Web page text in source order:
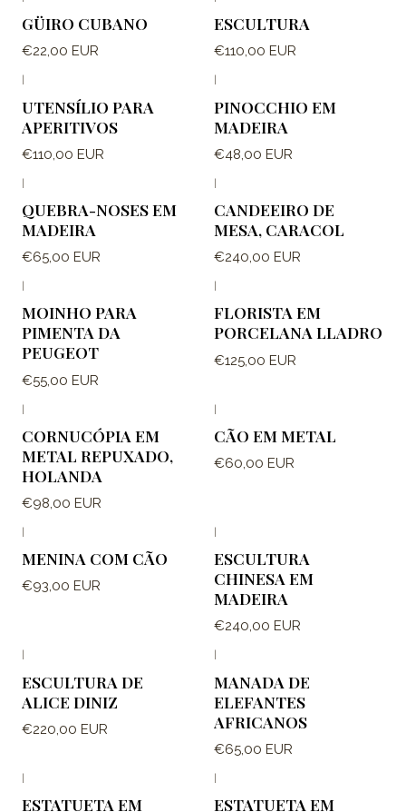
GÜIRO CUBANO
€22,00 EUR
ESCULTURA
€110,00 EUR
UTENSÍLIO PARA
APERITIVOS
€110,00 EUR
PINOCCHIO EM
MADEIRA
€48,00 EUR
|
QUEBRA-NOSES EM
MADEIRA
€65,00 EUR
|
CANDEEIRO DE
MESA, CARACOL
€240,00 EUR
MOINHO PARA
PIMENTA DA
PEUGEOT
€55,00 EUR
FLORISTA EM
PORCELANA LLADRO
€125,00 EUR
|
CORNUCÓPIA EM
METAL REPUXADO,
HOLANDA
€98,00 EUR
|
CÃO EM METAL
€60,00 EUR
MENINA COM CÃO
€93,00 EUR
ESCULTURA
CHINESA EM
MADEIRA
€240,00 EUR
ESCULTURA DE
ALICE DINIZ
€220,00 EUR
MANADA DE
ELEFANTES
AFRICANOS
€65,00 EUR
|
ESTATUETA EM
|
ESTATUETA EM